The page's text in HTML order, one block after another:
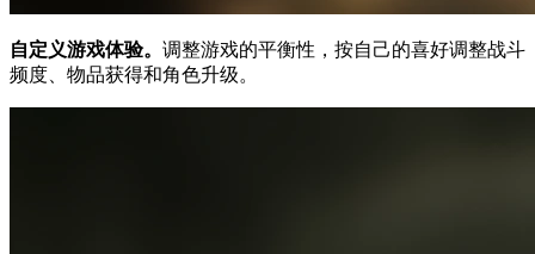
自定义游戏体验。 调整游戏的平衡性，按自己的喜好调整战斗
频度、物品获得和角色升级。